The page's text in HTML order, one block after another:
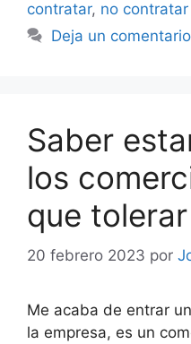
contratar, no
Deja un comentario
Saber
los
que
20 febrero 2023 por
Me acaba de entrar
la empresa, es un